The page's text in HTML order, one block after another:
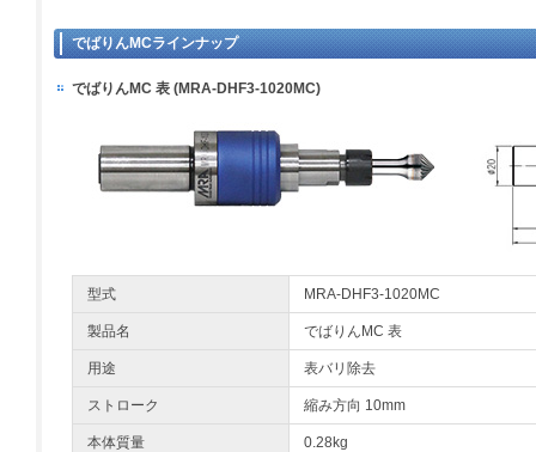
でばりんMCラインナップ
でばりんMC 表 (MRA-DHF3-1020MC)
型式 MRA-DHF3-1020MC
製品名 でばりんMC 表
用途 表バリ除去
ストローク 縮み方向 10mm
本体質量 0.28kg